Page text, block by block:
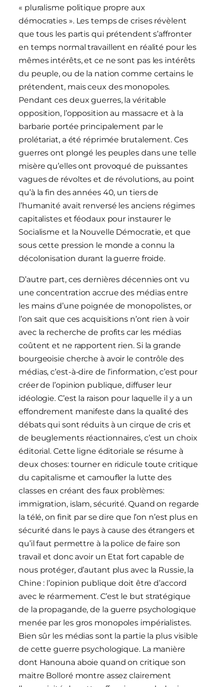
« pluralisme politique propre aux
démocraties ». Les temps de crises révèlent
que tous les partis qui prétendent s’affronter
en temps normal travaillent en réalité pour les
mêmes intérêts, et ce ne sont pas les intérêts
du peuple, ou de la nation comme certains le
prétendent, mais ceux des monopoles.
Pendant ces deux guerres, la véritable
opposition, l’opposition au massacre et à la
barbarie portée principalement par le
prolétariat, a été réprimée brutalement. Ces
guerres ont plongé les peuples dans une telle
misère qu’elles ont provoqué de puissantes
vagues de révoltes et de révolutions, au point
qu’à la fin des années 40, un tiers de
l’humanité avait renversé les anciens régimes
capitalistes et féodaux pour instaurer le
Socialisme et la Nouvelle Démocratie, et que
sous cette pression le monde a connu la
décolonisation durant la guerre froide.
D’autre part, ces dernières décennies ont vu
une concentration accrue des médias entre
les mains d’une poignée de monopolistes, or
l’on sait que ces acquisitions n’ont rien à voir
avec la recherche de profits car les médias
coûtent et ne rapportent rien. Si la grande
bourgeoisie cherche à avoir le contrôle des
médias, c’est-à-dire de l’information, c’est pour
créer de l’opinion publique, diffuser leur
idéologie. C’est la raison pour laquelle il y a un
effondrement manifeste dans la qualité des
débats qui sont réduits à un cirque de cris et
de beuglements réactionnaires, c’est un choix
éditorial. Cette ligne éditoriale se résume à
deux choses: tourner en ridicule toute critique
du capitalisme et camoufler la lutte des
classes en créant des faux problèmes:
immigration, islam, sécurité. Quand on regarde
la télé, on finit par se dire que l’on n’est plus en
sécurité dans le pays à cause des étrangers et
qu’il faut permettre à la police de faire son
travail et donc avoir un Etat fort capable de
nous protéger, d’autant plus avec la Russie, la
Chine : l’opinion publique doit être d’accord
avec le réarmement. C’est le but stratégique
de la propagande, de la guerre psychologique
menée par les gros monopoles impérialistes.
Bien sûr les médias sont la partie la plus visible
de cette guerre psychologique. La manière
dont Hanouna aboie quand on critique son
maitre Bolloré montre assez clairement